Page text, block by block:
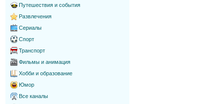
Путешествия и события
Развлечения
Сериалы
Спорт
Транспорт
Фильмы и анимация
Хобби и образование
Юмор
Все каналы